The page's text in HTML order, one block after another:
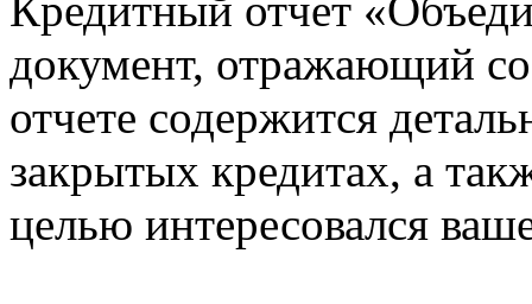
документ, отражающий
отчете содержится
закрытых кредитах, а
целью интересовался